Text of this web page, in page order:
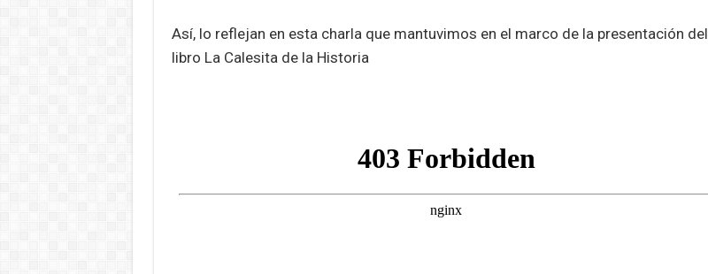
Así, lo reflejan en esta charla que mantuvimos en el marco de la presentación del
libro La Calesita de la Historia